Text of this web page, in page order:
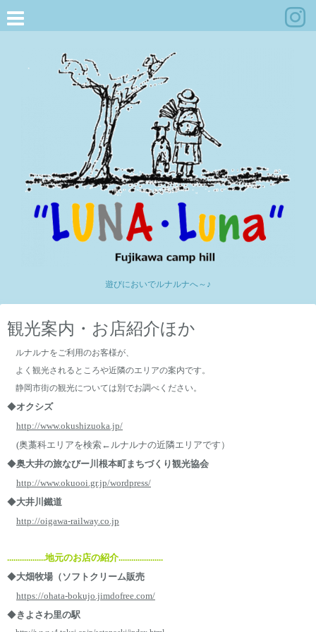
遊びにおいでルナルナへ～♪
観光案内・お店紹介ほか
ルナルナをご利用のお客様が、
よく観光されるところや近隣のエリアの案内です。
静岡市街の観光については別でお調べください。
◆オクシズ
http://www.okushizuoka.jp/
(奥藁科エリアを検索←ルナルナの近隣エリアです）
◆奥大井の旅なびー川根本町まちづくり観光協会
http://www.okuooi.gr.jp/wordpress/
◆大井川鐵道
http://oigawa-railway.co.jp
..................地元のお店の紹介.....................
◆大畑牧場（ソフトクリーム販売
https://ohata-bokujo.jimdofree.com/
◆きよさわ里の駅